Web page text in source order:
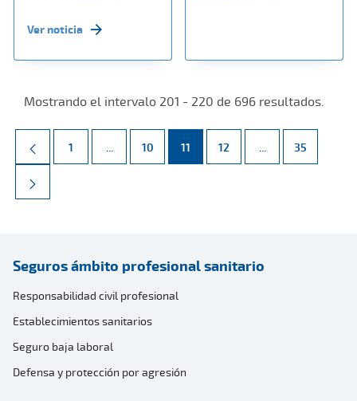
Ver noticia
Mostrando el intervalo 201 - 220 de 696 resultados.
Página
1 ... Páginas intermedias Use TAB para desplazarse.
Página
10 Página
11 Página
12 ... Páginas
Página
35
Seguros ámbito profesional sanitario
Responsabilidad civil profesional
Establecimientos sanitarios
Seguro baja laboral
Defensa y protección por agresión